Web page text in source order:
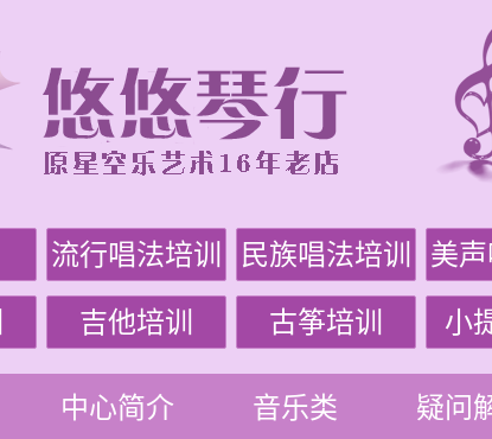
流行唱法培训 民族唱法培训 美声
吉他培训 古筝培训 小
中心简介 音乐类 疑问